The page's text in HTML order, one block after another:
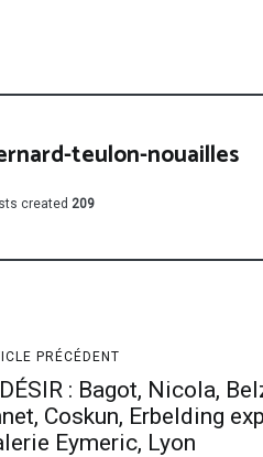
teulon-nouailles
created 209
PRÉCÉDENT
: Bagot, Nicola,
Coskun, Erbelding
Eymeric, Lyon